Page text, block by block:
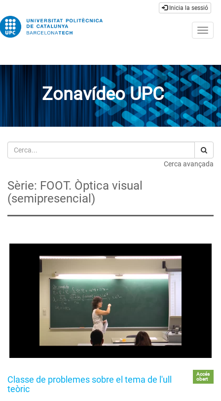
Inicia la sessió
Zonavídeo UPC
Cerca
Cerca avançada
Sèrie: FOOT. Òptica visual
(semipresencial)
Classe de problemes sobre el tema de l'ull
teòric
Accés
obert